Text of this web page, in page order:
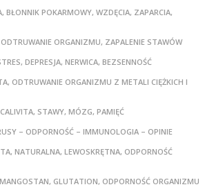
BŁONNIK POKARMOWY, WZDĘCIA, ZAPARCIA,
ORGANIZMU, ZAPALENIE STAWÓW
DEPRESJA, NERWICA, BEZSENNOŚĆ
ODTRUWANIE ORGANIZMU Z METALI CIĘŻKICH I
STAWY, MÓZG, PAMIĘĆ
– ODPORNOŚĆ – IMMUNOLOGIA – OPINIE
NATURALNA, LEWOSKRĘTNA, ODPORNOŚĆ
GLUTATION, ODPORNOŚĆ ORGANIZMU